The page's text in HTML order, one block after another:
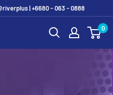
| +6680 - 063 - 0888
0